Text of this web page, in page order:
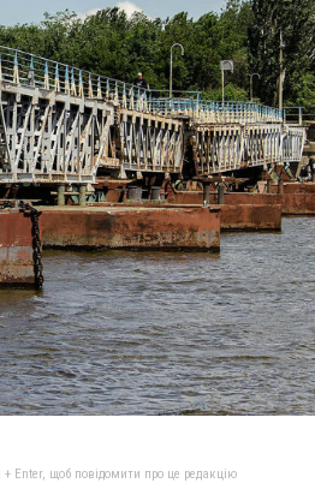
Enter, щоб повідомити про це редакцію